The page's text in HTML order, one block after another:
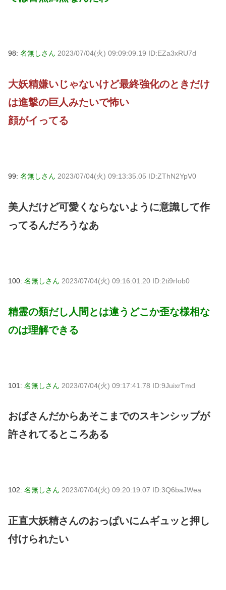
98: 名無しさん 2023/07/04(火) 09:09:09.19 ID:EZa3xRU7d
大妖精嫌いじゃないけど最終強化のときだけ
は進撃の巨人みたいで怖い
顔がイってる
99: 名無しさん 2023/07/04(火) 09:13:35.05 ID:ZThN2YpV0
美人だけど可愛くならないように意識して作
ってるんだろうなあ
100: 名無しさん 2023/07/04(火) 09:16:01.20 ID:2ti9rIob0
精霊の類だし人間とは違うどこか歪な様相な
のは理解できる
101: 名無しさん 2023/07/04(火) 09:17:41.78 ID:9JuixrTmd
おばさんだからあそこまでのスキンシップが
許されてるところある
102: 名無しさん 2023/07/04(火) 09:20:19.07 ID:3Q6baJWea
正直大妖精さんのおっぱいにムギュッと押し
付けられたい